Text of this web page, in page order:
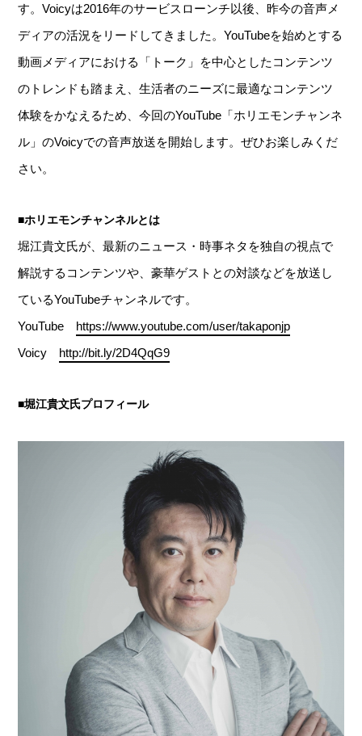
す。Voicyは2016年のサービスローンチ以後、昨今の音声メ
ディアの活況をリードしてきました。YouTubeを始めとする
動画メディアにおける「トーク」を中心としたコンテンツ
のトレンドも踏まえ、生活者のニーズに最適なコンテンツ
体験をかなえるため、今回のYouTube「ホリエモンチャンネ
ル」のVoicyでの音声放送を開始します。ぜひお楽しみくだ
さい。
■ホリエモンチャンネルとは
堀江貴文氏が、最新のニュース・時事ネタを独自の視点で
解説するコンテンツや、豪華ゲストとの対談などを放送し
ているYouTubeチャンネルです。
YouTube https://www.youtube.com/user/takaponjp
Voicy http://bit.ly/2D4QqG9
■堀江貴文氏プロフィール